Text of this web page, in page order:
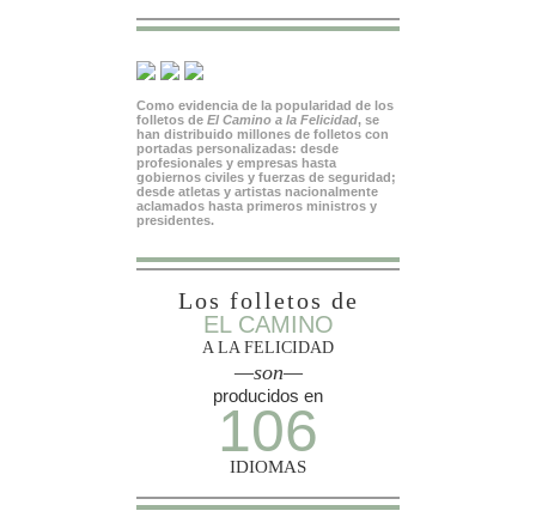
Como evidencia de la popularidad de los
folletos de El Camino a la Felicidad, se
han distribuido millones de folletos con
portadas personalizadas: desde
profesionales y empresas hasta
gobiernos civiles y fuerzas de seguridad;
desde atletas y artistas nacionalmente
aclamados hasta primeros ministros y
presidentes.
Los folletos de
EL CAMINO
A LA FELICIDAD
—son—
producidos en
106
IDIOMAS